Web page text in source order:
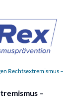
–
Rechtsextremismus –